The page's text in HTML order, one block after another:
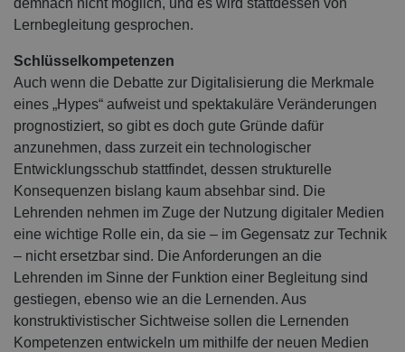
demnach nicht möglich, und es wird stattdessen von
Lernbegleitung gesprochen.
Schlüsselkompetenzen
Auch wenn die Debatte zur Digitalisierung die Merkmale
eines „Hypes“ aufweist und spektakuläre Veränderungen
prognostiziert, so gibt es doch gute Gründe dafür
anzunehmen, dass zurzeit ein technologischer
Entwicklungsschub stattfindet, dessen strukturelle
Konsequenzen bislang kaum absehbar sind. Die
Lehrenden nehmen im Zuge der Nutzung digitaler Medien
eine wichtige Rolle ein, da sie – im Gegensatz zur Technik
– nicht ersetzbar sind. Die Anforderungen an die
Lehrenden im Sinne der Funktion einer Begleitung sind
gestiegen, ebenso wie an die Lernenden. Aus
konstruktivistischer Sichtweise sollen die Lernenden
Kompetenzen entwickeln um mithilfe der neuen Medien